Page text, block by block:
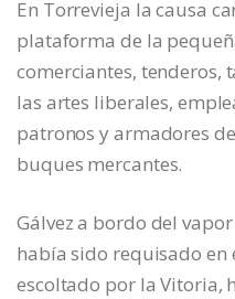
En Torrevieja la causa
plataforma de la
comerciantes, tenderos,
las artes liberales,
patronos y armadores
buques mercantes.
Gálvez a bordo del
había sido requisado en
escoltado por la Vitoria,